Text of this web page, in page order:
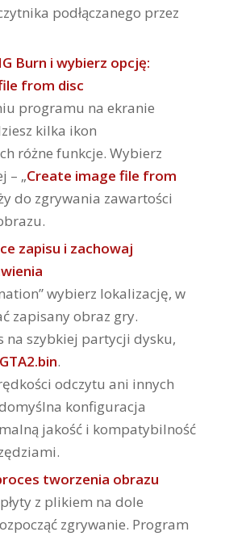
podłączanego przez
Burn i wybierz opcję:
from disc
programu na ekranie
kilka ikon
różne funkcje. Wybierz
– „Create image file from
do zgrywania zawartości
zapisu i zachowaj
wybierz lokalizację, w
zapisany obraz gry.
na szybkiej partycji dysku,
.
odczytu ani innych
konfiguracja
jakość i kompatybilność
tworzenia obrazu
z plikiem na dole
zgrywanie. Program